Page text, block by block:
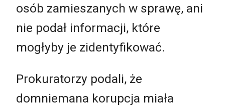
osób zamieszanych w sprawę, ani
nie podał informacji, które
mogłyby je zidentyfikować.
Prokuratorzy podali, że
domniemana korupcja miała